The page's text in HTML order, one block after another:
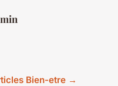
Bien-etre →